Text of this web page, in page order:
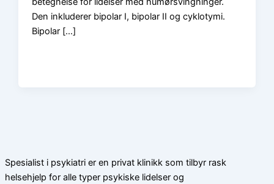
Den inkluderer bipolar I, bipolar II og cyklotymi.
Bipolar […]
Spesialist i psykiatri er en privat klinikk som tilbyr rask
helsehjelp for alle typer psykiske lidelser og